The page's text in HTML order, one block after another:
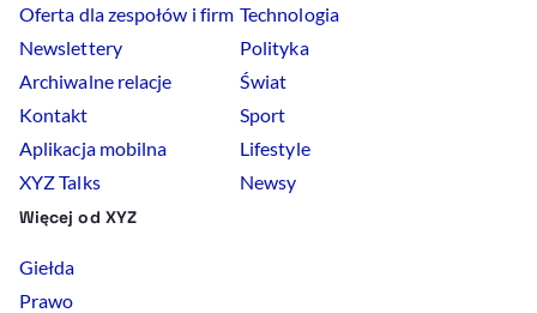
Oferta dla zespołów i firm
Newslettery
Archiwalne relacje
Kontakt
Aplikacja mobilna
XYZ Talks
Technologia
Polityka
Świat
Sport
Lifestyle
Newsy
Więcej od XYZ
Giełda
Prawo